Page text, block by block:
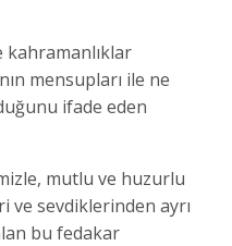
kahramanlıklar
mensupları ile ne
ifade eden
mutlu ve huzurlu
ve sevdiklerinden ayrı
bu fedakar